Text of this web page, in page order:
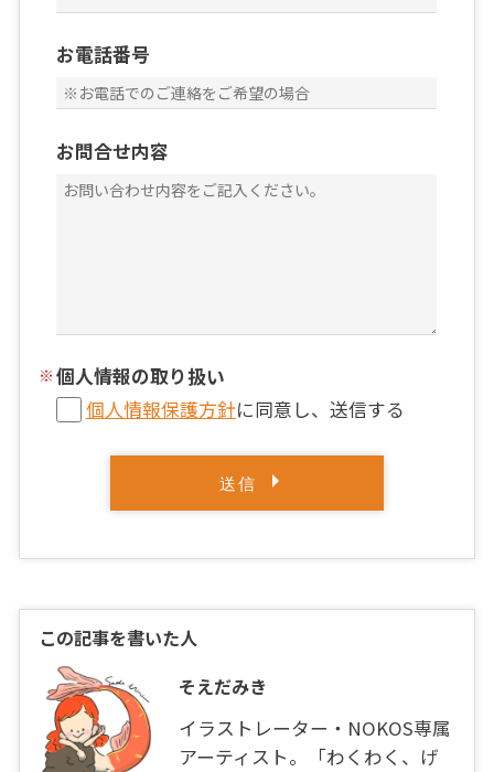
お電話番号
お問合せ内容
個人情報の取り扱い
個人情報保護方針に同意し、送信する
この記事を書いた人
そえだみき
イラストレーター・NOKOS専属
アーティスト。「わくわく、げ